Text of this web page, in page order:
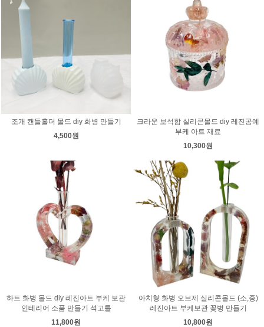
조개 캔들홀더 몰드 diy 화병 만들기
4,500원
크라운 보석함 실리콘몰드 diy 레진공예
부케 아트 재료
10,300원
하트 화병 몰드 diy 레진아트 부케 보관
인테리어 소품 만들기 석고틀
11,800원
아치형 화병 오브제 실리콘몰드 (소,중)
레진아트 부케보관 꽃병 만들기
10,800원